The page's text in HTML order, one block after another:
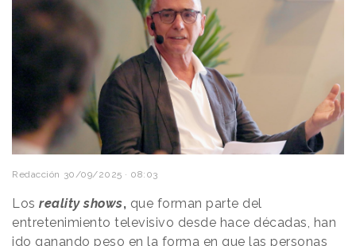
Redacción 30/09/2025 · 08:03
Los reality shows, que forman parte del
entretenimiento televisivo desde hace décadas, han
ido ganando peso en la forma en que las personas